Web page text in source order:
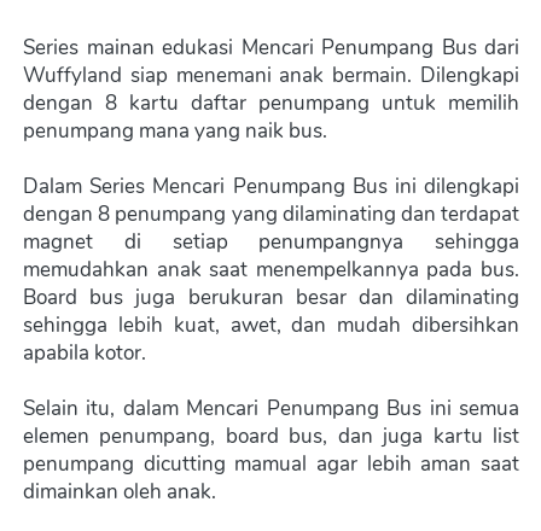
Series mainan edukasi Mencari Penumpang Bus dari
Wuffyland siap menemani anak bermain. Dilengkapi
dengan 8 kartu daftar penumpang untuk memilih
penumpang mana yang naik bus.
Dalam Series Mencari Penumpang Bus ini dilengkapi
dengan 8 penumpang yang dilaminating dan terdapat
magnet di setiap penumpangnya sehingga
memudahkan anak saat menempelkannya pada bus.
Board bus juga berukuran besar dan dilaminating
sehingga lebih kuat, awet, dan mudah dibersihkan
apabila kotor.
Selain itu, dalam Mencari Penumpang Bus ini semua
elemen penumpang, board bus, dan juga kartu list
penumpang dicutting mamual agar lebih aman saat
dimainkan oleh anak.